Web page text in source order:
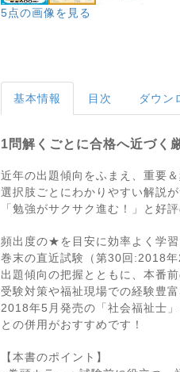
5点の画像を見る
基本情報 目次 ダウン
1問解くごとに合格へ近づく
近年の出題傾向をふまえ、重要
選択肢ごとにわかりやすい解説が
「勉強がサクサク進む！」と好
頻出度の★を目安に効率よく学習
巻末の直近試験（第30回:2018年
出題傾向の把握とともに、本番
受験対策や福祉現場での経験豊
2018年5月発売の「社会福祉士
との併用がおすすめです！
【本書のポイント】